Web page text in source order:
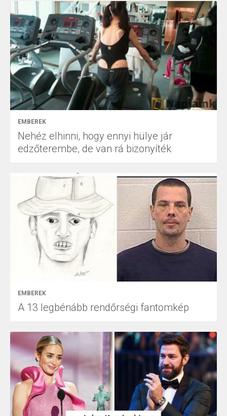
EMBEREK
Nehéz elhinni, hogy ennyi hülye jár
edzőterembe, de van rá bizonyíték
EMBEREK
A 13 legbénább rendőrségi fantomkép